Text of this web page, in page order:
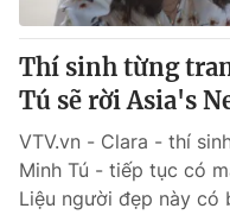
Thí sinh từng
Tú sẽ rời Asia's
VTV.vn - Clara - thí
Minh Tú - tiếp tục có
Liệu người đẹp này có